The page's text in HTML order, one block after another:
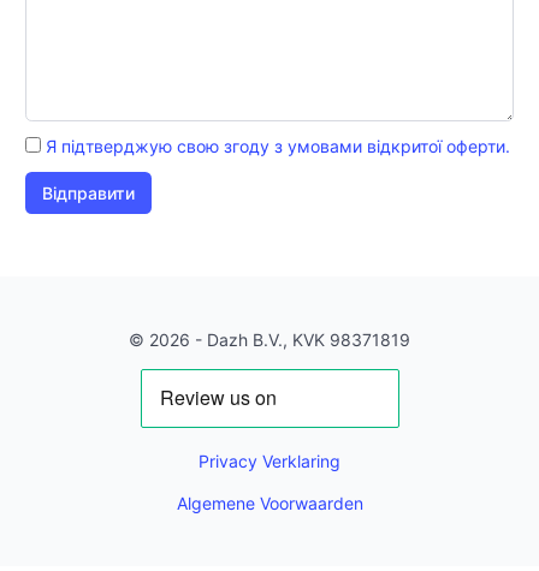
Я підтверджую свою згоду з умовами відкритої оферти.
Відправити
© 2026 - Dazh B.V., KVK 98371819
Privacy Verklaring
Algemene Voorwaarden